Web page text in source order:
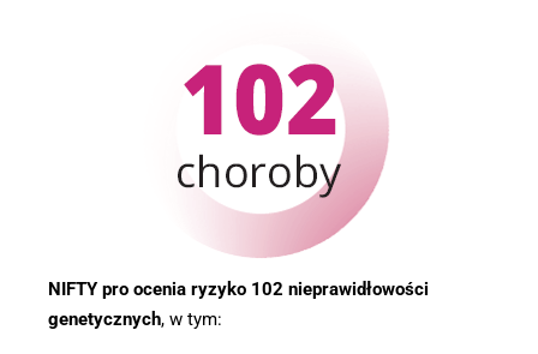
NIFTY pro ocenia ryzyko 102 nieprawidłowości
genetycznych, w tym: